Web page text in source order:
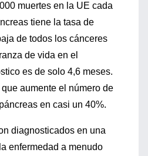
muertes en la UE cada
tiene la tasa de
de todos los cánceres
de vida en el
es de solo 4,6 meses.
aumente el número de
en casi un 40%.
diagnosticados en una
enfermedad a menudo